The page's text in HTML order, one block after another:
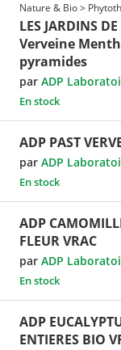
Nature & Bio >
LES JARDINS
Verveine
pyramides
parADP
En stock
ADP PAST
parADP
En stock
ADP
FLEUR VRAC
parADP
En stock
ADP
ENTIERES BIO